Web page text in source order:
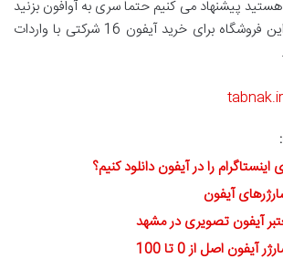
هستید پیشنهاد می کنیم حتماً سری به آوافون بزنید
و از شرایط استثنایی این فروشگاه برای خرید آیفون 16 شرکتی با واردات
tabnak.ir
را در آیفون دانلود کنیم؟
آیفون
آیفون تصویری در مشهد
اصل از 0 تا 100